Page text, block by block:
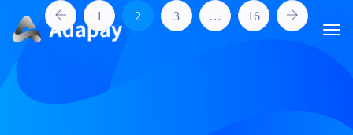
1 2 3 … 16